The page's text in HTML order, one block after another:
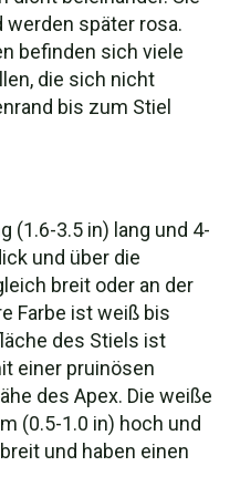
später rosa.
befinden sich viele
die sich nicht
bis zum Stiel
(1.6-3.5 in) lang und 4-
und über die
breit oder an der
Farbe ist weiß bis
des Stiels ist
einer pruinösen
des Apex. Die weiße
(0.5-1.0 in) hoch und
und haben einen